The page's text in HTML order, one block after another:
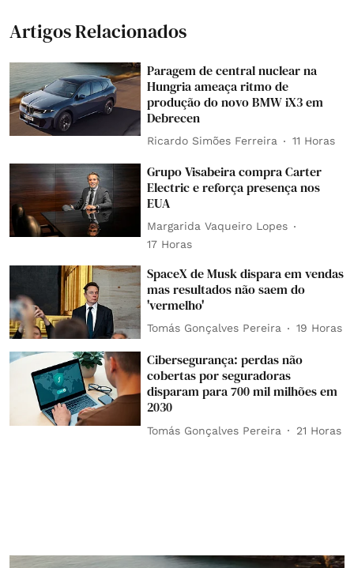
Artigos Relacionados
Paragem de central nuclear na
Hungria ameaça ritmo de
produção do novo BMW iX3 em
Debrecen
Ricardo Simões Ferreira 11 Horas
Grupo Visabeira compra Carter
Electric e reforça presença nos
EUA
Margarida Vaqueiro Lopes
17 Horas
SpaceX de Musk dispara em vendas
mas resultados não saem do
'vermelho'
Tomás Gonçalves Pereira 19 Horas
Cibersegurança: perdas não
cobertas por seguradoras
disparam para 700 mil milhões em
2030
Tomás Gonçalves Pereira 21 Horas